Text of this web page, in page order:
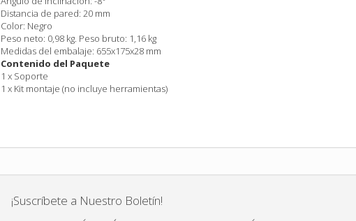
Distancia de pared: 20 mm
Color: Negro
Peso neto: 0,98 kg. Peso bruto: 1,16 kg
Medidas del embalaje: 655x175x28 mm
Contenido del Paquete
1 x Soporte
1 x Kit montaje (no incluye herramientas)
¡Suscríbete a Nuestro Boletín!